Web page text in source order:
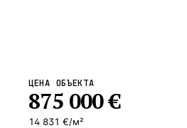
ЦЕНА ОБЪЕКТА
875 000€
14 831 €/м²